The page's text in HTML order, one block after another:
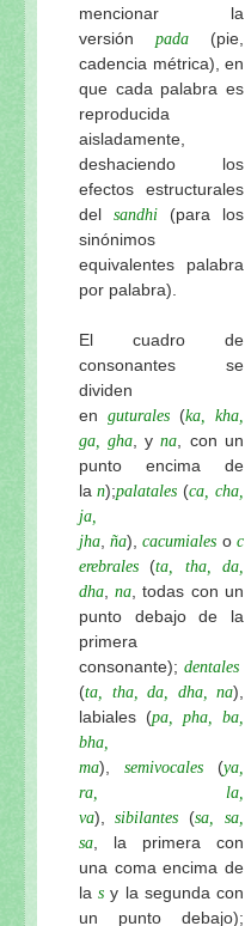
mencionar la
versión pada (pie,
cadencia métrica), en
que cada palabra es
reproducida
aisladamente,
deshaciendo los
efectos estructurales
del sandhi (para los
sinónimos
equivalentes palabra
por palabra).
El cuadro de
consonantes se
dividen
en guturales (ka, kha,
ga, gha , y na , con un
punto encima de
la n);palatales (ca, cha,
ja,
jha ña), cacumiales o c
erebrales (ta, tha, da,
dha na , todas con un
punto debajo de la
primera
consonante); dentales
(ta, tha, da, dha, na),
labiales (pa, pha, ba,
bha,
ma), semivocales (ya,
ra, la,
va), sibilantes (sa, sa,
sa , la primera con
una coma encima de
la s y la segunda con
un punto debajo);